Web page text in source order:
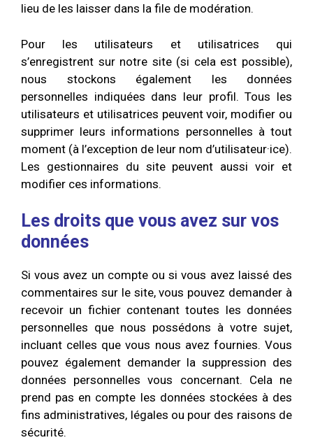
lieu de les laisser dans la file de modération.
Pour les utilisateurs et utilisatrices qui
s’enregistrent sur notre site (si cela est possible),
nous stockons également les données
personnelles indiquées dans leur profil. Tous les
utilisateurs et utilisatrices peuvent voir, modifier ou
supprimer leurs informations personnelles à tout
moment (à l’exception de leur nom d’utilisateur·ice).
Les gestionnaires du site peuvent aussi voir et
modifier ces informations.
Les droits que vous avez sur vos
données
Si vous avez un compte ou si vous avez laissé des
commentaires sur le site, vous pouvez demander à
recevoir un fichier contenant toutes les données
personnelles que nous possédons à votre sujet,
incluant celles que vous nous avez fournies. Vous
pouvez également demander la suppression des
données personnelles vous concernant. Cela ne
prend pas en compte les données stockées à des
fins administratives, légales ou pour des raisons de
sécurité.